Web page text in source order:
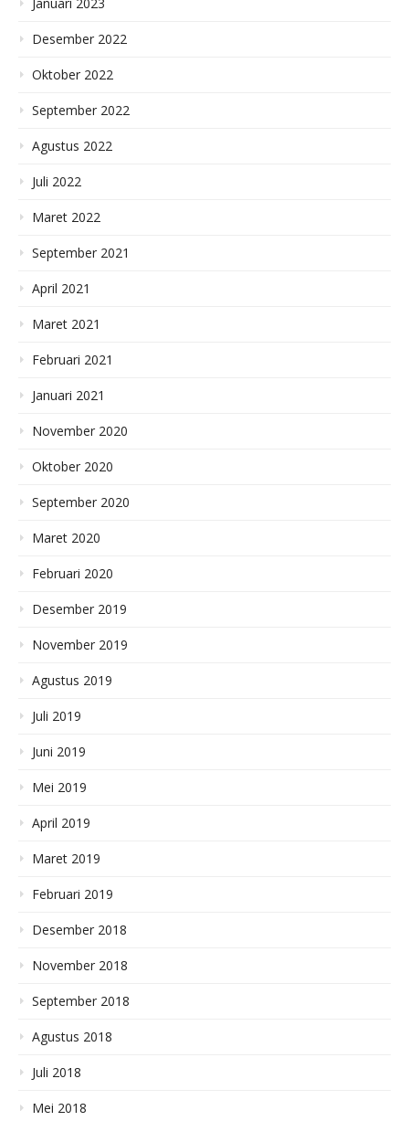
Desember 2022
Oktober 2022
September 2022
Agustus 2022
Juli 2022
Maret 2022
September 2021
April 2021
Maret 2021
Februari 2021
Januari 2021
November 2020
Oktober 2020
September 2020
Maret 2020
Februari 2020
Desember 2019
November 2019
Agustus 2019
Juli 2019
Juni 2019
Mei 2019
April 2019
Maret 2019
Februari 2019
Desember 2018
November 2018
September 2018
Agustus 2018
Juli 2018
Mei 2018